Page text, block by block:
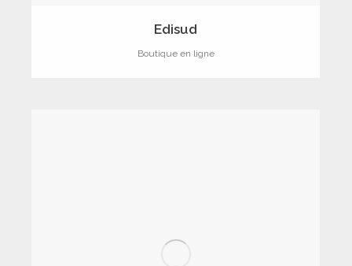
Edisud
Boutique en ligne